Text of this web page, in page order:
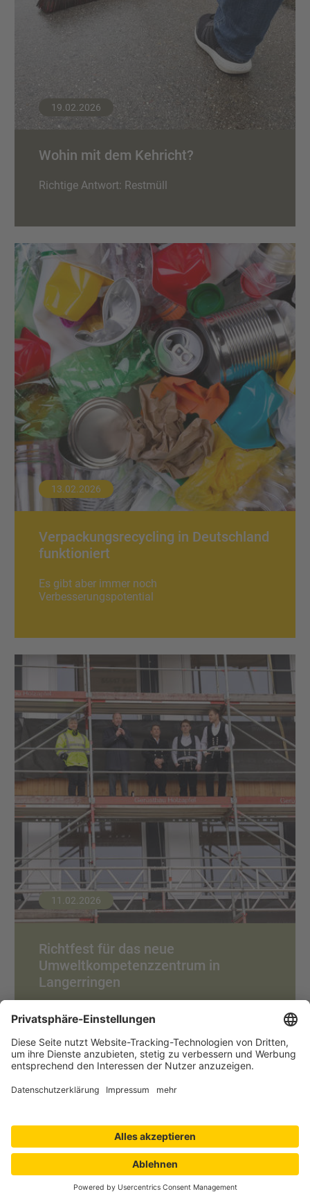
19.02.2026
Wohin mit dem Kehricht?
Richtige Antwort: Restmüll
13.02.2026
Verpackungsrecycling in Deutschland
funktioniert
Es gibt aber immer noch
Verbesserungspotential
11.02.2026
Richtfest für das neue
Umweltkompetenzzentrum in
Langerringen
Bildung und Praxis an einem Ort vereint